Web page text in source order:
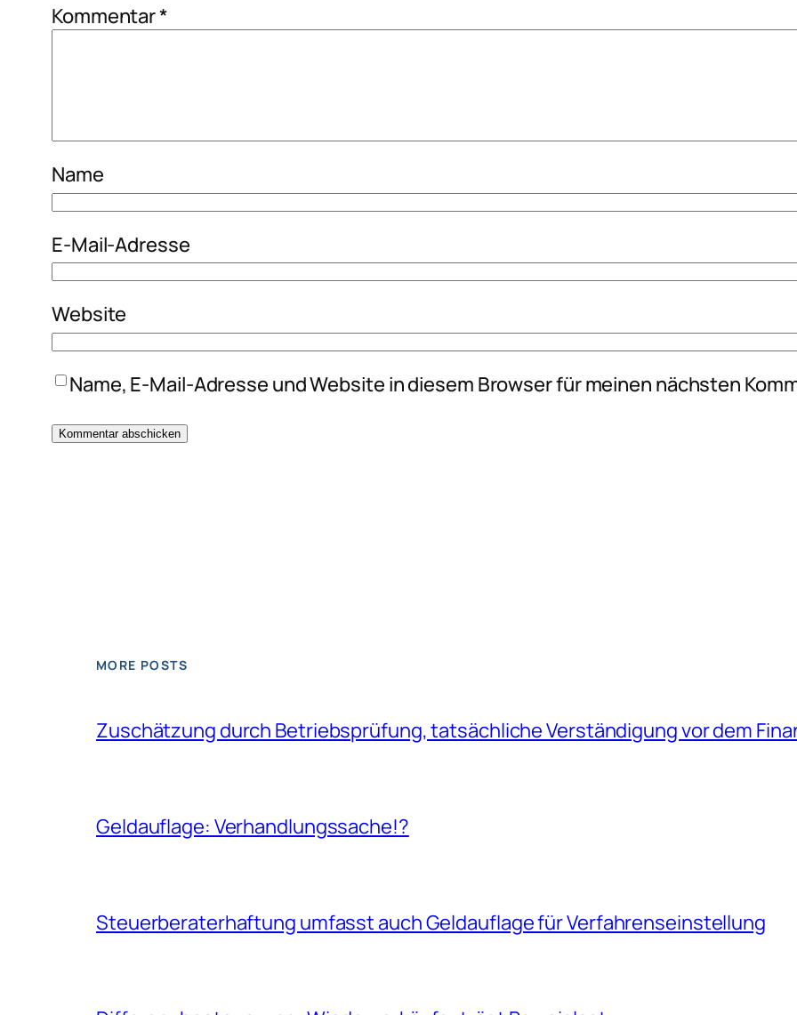
Kommentar*
Name
E-Mail-Adresse
Website
Name, E-Mail-Adresse und Website in diesem Browser für meinen nächsten
MORE POSTS
Zuschätzung durch Betriebsprüfung, tatsächliche Verständigung vor dem
Geldauflage: Verhandlungssache!?
Steuerberaterhaftung umfasst auch Geldauflage für Verfahrenseinstellung